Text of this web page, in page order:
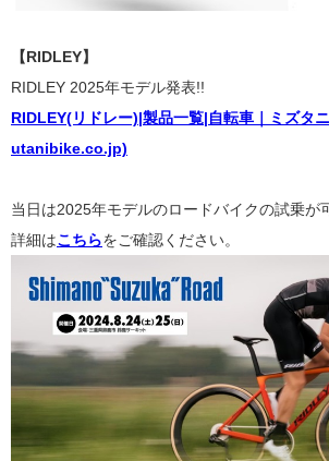
【RIDLEY】
RIDLEY 2025年モデル発表!!
RIDLEY(リドレー)|製品一覧|自転車｜ミズタ
utanibike.co.jp)
当日は2025年モデルのロードバイクの試乗が
詳細はこちらをご確認ください。